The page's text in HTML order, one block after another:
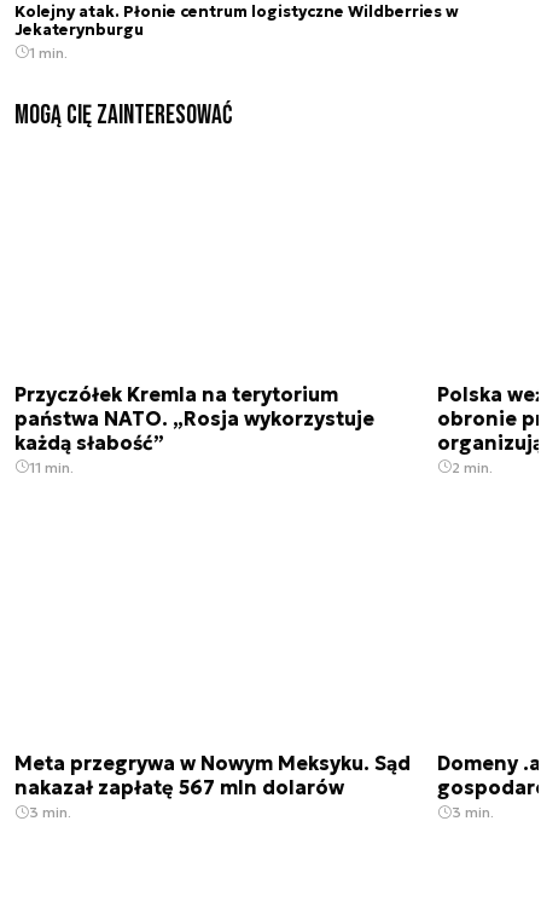
Kolejny atak. Płonie centrum logistyczne Wildberries w
Jekaterynburgu
1 min.
Mogą Cię zainteresować
Przyczółek Kremla na terytorium
państwa NATO. „Rosja wykorzystuje
każdą słabość”
11 min.
Polska
obronie
2 min.
Meta przegrywa w Nowym Meksyku. Sąd
nakazał zapłatę 567 mln dolarów
3 min.
Domeny
3 min.